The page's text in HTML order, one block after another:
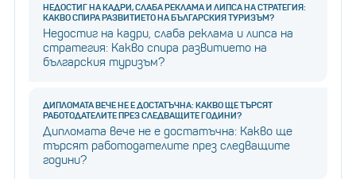
НЕДОСТИГ НА КАДРИ, СЛАБА РЕКЛАМА И ЛИПСА НА СТРАТЕГИЯ:
КАКВО СПИРА РАЗВИТИЕТО НА БЪЛГАРСКИЯ ТУРИЗЪМ?
Недостиг на кадри, слаба реклама и липса на
стратегия: Какво спира развитието на
българския туризъм?
ДИПЛОМАТА ВЕЧЕ НЕ Е ДОСТАТЪЧНА: КАКВО ЩЕ ТЪРСЯТ
РАБОТОДАТЕЛИТЕ ПРЕЗ СЛЕДВАЩИТЕ ГОДИНИ?
Дипломата вече не е достатъчна: Какво ще
търсят работодателите през следващите
години?